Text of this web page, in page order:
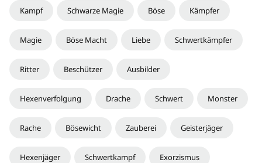
Kampf Schwarze Magie Böse Kämpfer
Magie Böse Macht Liebe Schwertkämpfer
Ritter Beschützer Ausbilder
Hexenverfolgung Drache Schwert Monster
Rache Bösewicht Zauberei Geisterjäger
Hexenjäger Schwertkampf Exorzismus